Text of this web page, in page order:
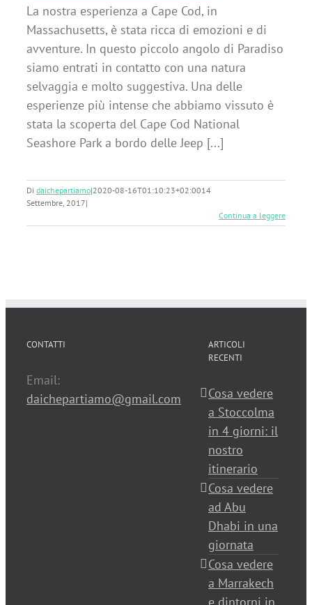
La nostra esperienza a Cape Cod, in
Massachusetts, è stata ricca di emozioni e di
avventure. In questo piccolo angolo di Paradiso
siamo entrati in contatto con una natura
selvaggia e molto suggestiva. Una delle
esperienze più intense che abbiamo vissuto è
stata la scoperta del Cape Cod National
Seashore Park a bordo delle Jeep [...]
Di daichepartiamo|2020-08-16T01:10:23+02:0014
Settembre, 2017|
Continua a leggere
CONTATTI
Email:
daichepartiamo@gmail.com
ARTICOLI
RECENTI
Cosa vedere
a Stoccolma
in 4 giorni: il
nostro
itinerario
Cosa vedere
ad Abu
Dhabi in una
giornata
Cosa vedere
a Marrakech